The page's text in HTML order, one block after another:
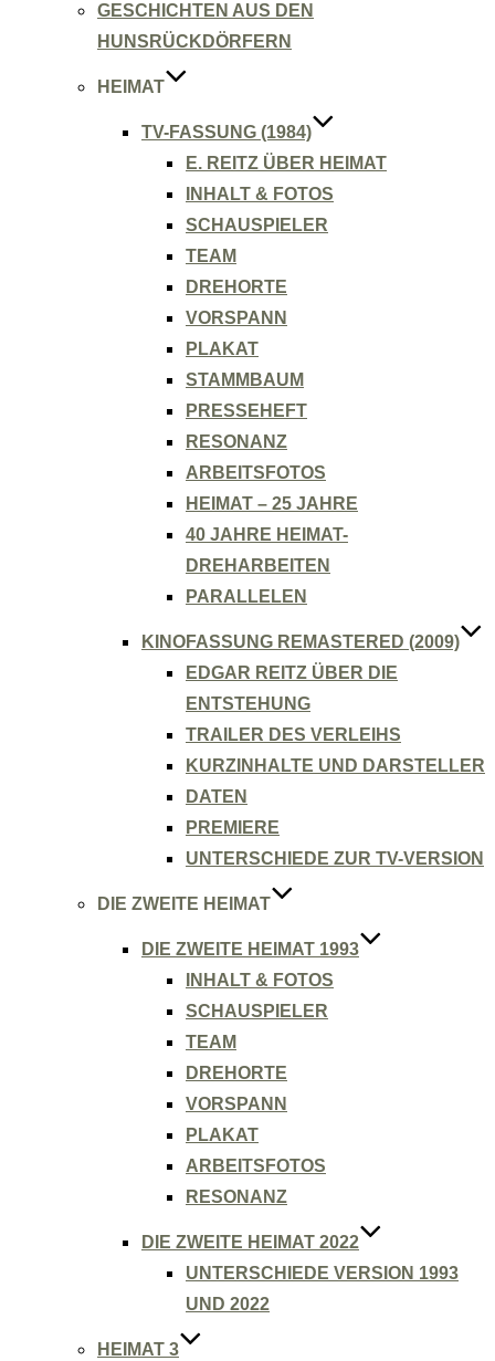
GESCHICHTEN AUS DEN
HUNSRÜCKDÖRFERN
HEIMAT
TV-FASSUNG (1984)
E. REITZ ÜBER HEIMAT
INHALT & FOTOS
SCHAUSPIELER
TEAM
DREHORTE
VORSPANN
PLAKAT
STAMMBAUM
PRESSEHEFT
RESONANZ
ARBEITSFOTOS
HEIMAT – 25 JAHRE
40 JAHRE HEIMAT-
DREHARBEITEN
PARALLELEN
KINOFASSUNG REMASTERED (2009)
EDGAR REITZ ÜBER DIE
ENTSTEHUNG
TRAILER DES VERLEIHS
KURZINHALTE UND DARSTELLER
DATEN
PREMIERE
UNTERSCHIEDE ZUR TV-VERSION
DIE ZWEITE HEIMAT
DIE ZWEITE HEIMAT 1993
INHALT & FOTOS
SCHAUSPIELER
TEAM
DREHORTE
VORSPANN
PLAKAT
ARBEITSFOTOS
RESONANZ
DIE ZWEITE HEIMAT 2022
UNTERSCHIEDE VERSION 1993
UND 2022
HEIMAT 3